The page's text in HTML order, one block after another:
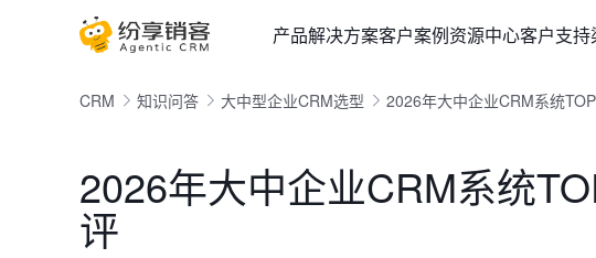
产品解决方案客户案例资源中心客户支持
CRM 知识问答 大中型企业CRM选型 2026年大中企业CRM系统
2026年大中企业CRM系统
评